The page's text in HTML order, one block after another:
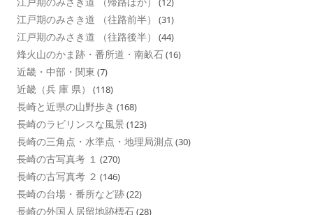
江戸期のみさき道 （往路前半） (31)
江戸期のみさき道 （往路後半） (44)
烽火山のかま跡・番所道・南畝石(16)
近畿・中部・関東 (7)
近畿（兵 庫 県） (118)
長崎と近県の山野歩き (168)
長崎のラビリンスな風景 (123)
長崎の三角点・水準点・地理局測点 (30)
長崎の古写真考 １ (270)
長崎の古写真考 ２ (146)
長崎の台場・番所など跡(22)
長崎の外国人居留地跡標石(28)